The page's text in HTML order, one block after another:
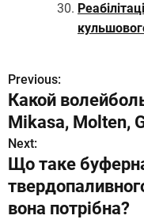
Н
а
в
и
г
Previous:
Какой
Mikasa, Molten,
Next:
Що таке
вона потрібна?